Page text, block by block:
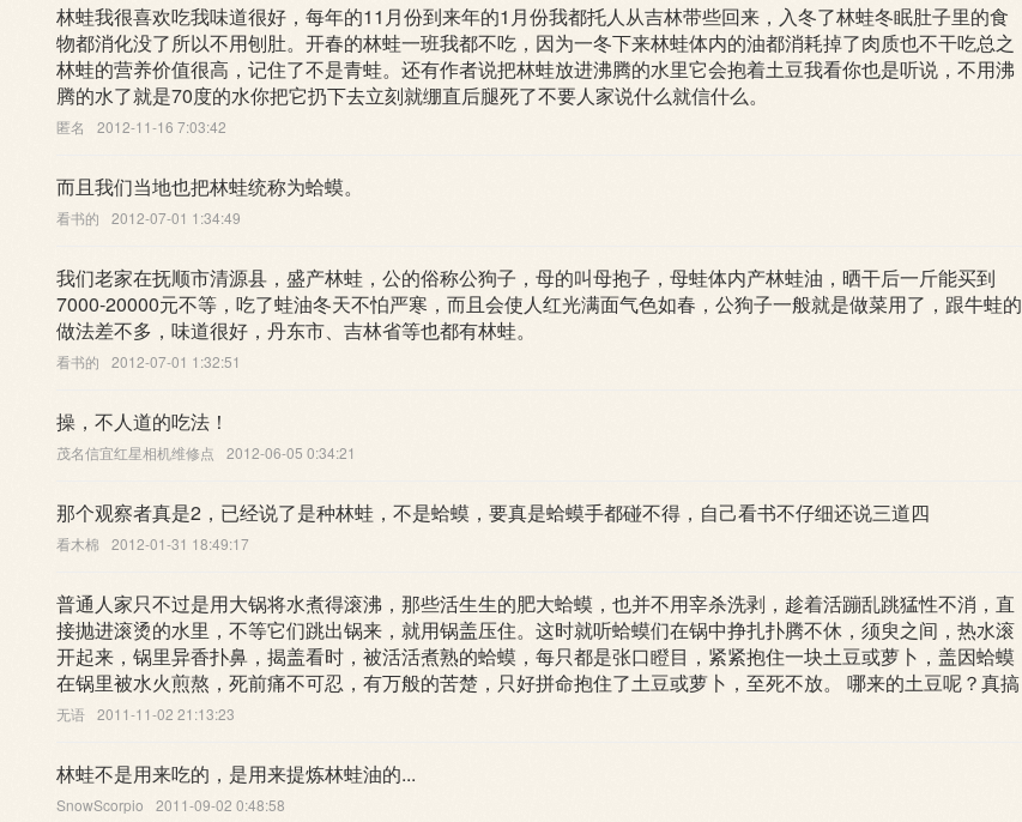
林蛙我很喜欢吃我味道很好，每年的11月份到来年的1月份我都托人从吉林带些回来，入冬了林蛙冬眠肚子里的食
物都消化没了所以不用刨肚。开春的林蛙一班我都不吃，因为一冬下来林蛙体内的油都消耗掉了肉质也不干吃总之
林蛙的营养价值很高，记住了不是青蛙。还有作者说把林蛙放进沸腾的水里它会抱着土豆我看你也是听说，不用沸
腾的水了就是70度的水你把它扔下去立刻就绷直后腿死了不要人家说什么就信什么。
匿名 2012-11-16 7:03:42
而且我们当地也把林蛙统称为蛤蟆。
看书的 2012-07-01 1:34:49
我们老家在抚顺市清源县，盛产林蛙，公的俗称公狗子，母的叫母抱子，母蛙体内产林蛙油，晒干后一斤能买到
7000-20000元不等，吃了蛙油冬天不怕严寒，而且会使人红光满面气色如春，公狗子一般就是做菜用了，跟牛蛙的
做法差不多，味道很好，丹东市、吉林省等也都有林蛙。
看书的 2012-07-01 1:32:51
操，不人道的吃法！
茂名信宜红星相机维修点 2012-06-05 0:34:21
那个观察者真是2，已经说了是种林蛙，不是蛤蟆，要真是蛤蟆手都碰不得，自己看书不仔细还说三道四
看木棉 2012-01-31 18:49:17
普通人家只不过是用大锅将水煮得滚沸，那些活生生的肥大蛤蟆，也并不用宰杀洗剥，趁着活蹦乱跳猛性不消，直
接抛进滚烫的水里，不等它们跳出锅来，就用锅盖压住。这时就听蛤蟆们在锅中挣扎扑腾不休，须臾之间，热水滚
开起来，锅里异香扑鼻，揭盖看时，被活活煮熟的蛤蟆，每只都是张口瞪目，紧紧抱住一块土豆或萝卜，盖因蛤蟆
在锅里被水火煎熬，死前痛不可忍，有万般的苦楚，只好拼命抱住了土豆或萝卜，至死不放。 哪来的土豆呢？真搞
无语 2011-11-02 21:13:23
林蛙不是用来吃的，是用来提炼林蛙油的...
SnowScorpio 2011-09-02 0:48:58